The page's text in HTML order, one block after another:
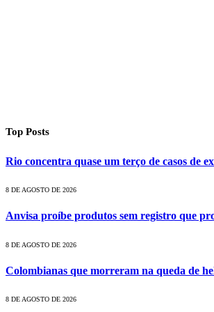
Top Posts
Rio concentra quase um terço de casos de
8 DE AGOSTO DE 2026
Anvisa proíbe produtos sem registro que
8 DE AGOSTO DE 2026
Colombianas que morreram na queda de
8 DE AGOSTO DE 2026